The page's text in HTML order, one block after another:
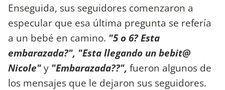
Enseguida, sus seguidores comenzaron a
especular que esa última pregunta se refería
a un bebé en camino. "5 o 6? Esta
embarazada?", "Esta llegando un bebit@
Nicole"y "Embarazada??", fueron algunos de
los mensajes que le dejaron sus seguidores.